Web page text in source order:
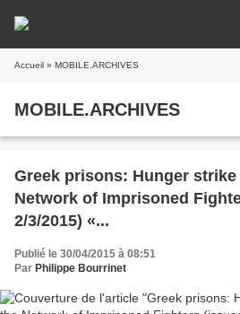
Accueil » MOBILE.ARCHIVES
MOBILE.ARCHIVES
Greek prisons: Hunger
Network of Imprisoned
2/3/2015) «...
Publié le 30/04/2015 à 08:51
Par Philippe Bourrinet